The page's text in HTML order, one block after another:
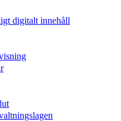
digitalt innehåll